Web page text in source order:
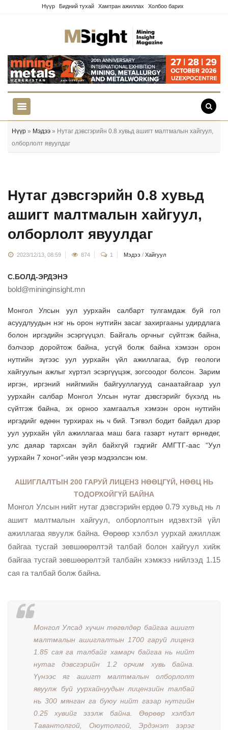
Нүүр Бидний тухай Хамтран ажиллах Холбоо барих
Нүүр » Мэдээ » Нутаг дэвсгэрийн 0.8 хувьд ашигт малтмалын хайгуул,
олборлолт явуулдаг
Нутаг дэвсгэрийн 0.8 хувьд
ашигт малтмалын хайгуул,
олборлолт явуулдаг
2023/12/13, 08:59 874 1 Мэдээ / Хайгуул
С.БОЛД-ЭРДЭНЭ
bold@mininginsight.mn
Монгол Улсын уул уурхайн салбарт тулгамдаж буй гол
асуудлуудын нэг нь орон нутгийн засаг захиргааны удирдлага
болон иргэдийн эсэргүүцэл. Байгаль орчныг сүйтгэж байна,
бэлчээр доройтож байна, усгүй болж байна хэмээн орон
нутгийн зүгээс уул уурхайн үйл ажиллагаа, бүр геологи
хайгуулын ажлыг хүртэл эсэргүүцэж, зогсоодог болсон. Зарим
иргэн, иргэний нийгмийн байгууллагууд санаатайгаар уул
уурхайн салбар Монгол Улсын нутаг дэвсгэрийг бүхэлд нь
сүйтгэж байна, эх орноо хамгаалъя хэмээн орон нутгийн
иргэдийг өдөөн турхирах нь ч бий. Тэгвэл бодит байдал дээр
уул уурхайн үйл ажиллагаа маш бага газарт нутагт өрнөдөг,
улс даяар тархсан зүйл байхгүй гэдгийг АМГТГ-аас “Уул
уурхайн 7 хоног”-ийн үеэр мэдээлсэн юм.
АШИГЛАЛТЫН 200 ГАРУЙ ЛИЦЕНЗ НӨӨЦГҮЙ, НӨӨЦ НЬ
ТОДОРХОЙГҮЙ БАЙНА
Монгол Улсын нийт нутаг дэвсгэрийн ердөө 0.79 хувьд нь л
ашигт малтмалын хайгуул, олборлолтын идэвхтэй үйл
ажиллагаа явуулж байна. Өөрөөр хэлбэл уурхай ажиллаж
байгаа тусгай зөвшөөрөлтэй талбай болон хайгуул хийж
байгаа тусгай зөвшөөрөлтэй талбайн хэмжээ нийлээд 1.15
сая га талбай болж байна.
Монгол Улсад хүчин төгөлдөр байгаа ашигт
малтмалын ашиглалтын 1700 гаруй лиценз
1.85 сая га талбайг хамарч байгаа нь нийт
нутаг дэвсгэрийн 1.2 орчим хувь байна.
Үүнээс яг ашигт малтмалын олборлолт
явуулж буй уурхайнуудын лицензийн талбай
нь 300 мянган га буюу нийт газар нутгийн
0.25 хувийг эзэлж байна. Өөрөөр хэлбэл
Тавантолгой, Оюутолгой, Эрдэнэт зэрэг